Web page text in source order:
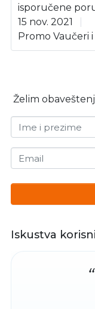
isporučene
15 nov. 2021
Promo Vaučeri
Želim
Ime i prezime
Email
Iskustva